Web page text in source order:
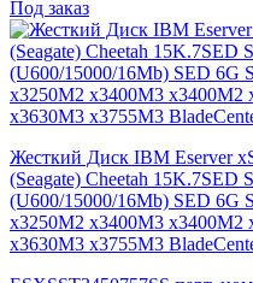
Под заказ
Жесткий Диск IBM Eserver
(Seagate) Cheetah 15K.7SED
(U600/15000/16Mb) SED 6G
x3250M2 x3400M3 x3400M2
x3630M3 x3755M3